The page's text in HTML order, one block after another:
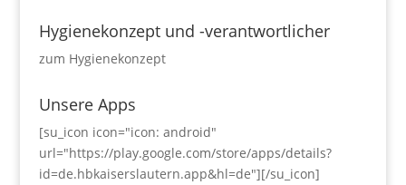
Hygienekonzept und -verantwortlicher
zum Hygienekonzept
Unsere Apps
[su_icon icon="icon: android"
url="https://play.google.com/store/apps/details?
id=de.hbkaiserslautern.app&hl=de"][/su_icon]